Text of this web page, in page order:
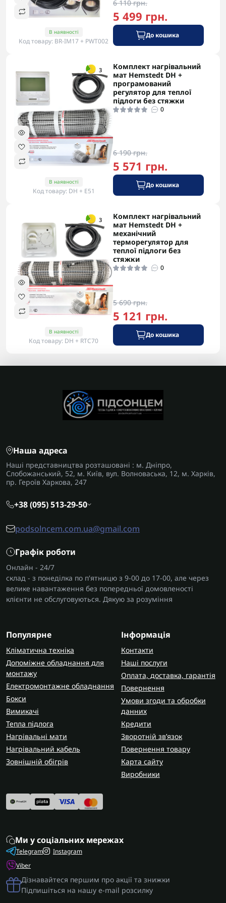
В наявності
Код товару: BR-IM17 + PWT002
6 110 грн.
5 499 грн.
До кошика
3
-5% в корзині
В наявності
Код товару: DH + E51
Комплект нагрівальний
мат Hemstedt DH +
програмований
регулятор для теплої
підлоги без стяжки
0
6 190 грн.
5 571 грн.
До кошика
3
-5% в корзині
В наявності
Код товару: DH + RTC70
Комплект нагрівальний
мат Hemstedt DH +
механічний
терморегулятор для
теплої підлоги без
стяжки
0
5 690 грн.
5 121 грн.
До кошика
Наша адреса
Наші представництва розташовані : м. Дніпро,
Слобожанський, 52, м. Київ, вул. Волноваська, 12, м. Харків,
пр. Героїв Харкова, 247
+38 (095) 513-29-50
podsolncem.com.ua@gmail.com
Графік роботи
Онлайн - 24/7
склад - з понеділка по п'ятницю з 9-00 до 17-00, але через
велике навантаження без попередньої домовленості
клієнти не обслуговуються. Дякую за розуміння
Популярне
Кліматична техніка
Допоміжне обладнання для
монтажу
Електромонтажне обладнання
Бокси
Вимикачі
Тепла підлога
Нагрівальні мати
Нагрівальний кабель
Зовнішній обігрів
Інформація
Контакти
Наші послуги
Оплата, доставка, гарантія
Повернення
Умови згоди та обробки
данних
Кредити
Зворотній зв’язок
Повернення товару
Карта сайту
Виробники
Ми у соціальних мережах
Telegram
Viber
Instagram
Дізнавайтеся першим про акції та знижки
Підпишіться на нашу e-mail розсилку